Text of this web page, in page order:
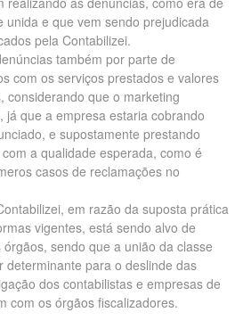
unida e que vem sendo prejudicada
pela Contabilizei.
também por parte de
com os serviços prestados e valores
considerando que o marketing
já que a empresa estaria cobrando
e supostamente prestando
a qualidade esperada, como é
casos de reclamações no
em razão da suposta prática
vigentes, está sendo alvo de
sendo que a união da classe
determinante para o deslinde das
dos contabilistas e empresas de
com os órgãos fiscalizadores.